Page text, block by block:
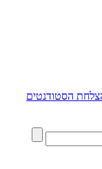
הסטודנטים